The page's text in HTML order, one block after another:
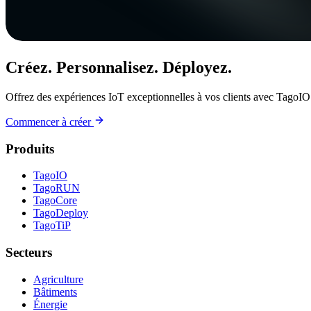
Créez. Personnalisez. Déployez.
Offrez des expériences IoT exceptionnelles à vos clients avec
Commencer à créer
Produits
TagoIO
TagoRUN
TagoCore
TagoDeploy
TagoTiP
Secteurs
Agriculture
Bâtiments
Énergie